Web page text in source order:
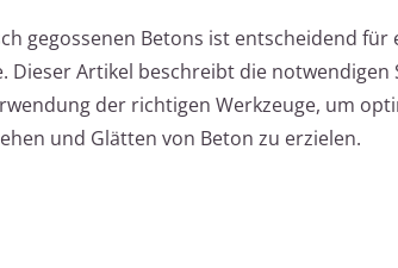
gegossenen Betons ist entscheidend für
Dieser Artikel beschreibt die notwendigen
der richtigen Werkzeuge, um
und Glätten von Beton zu erzielen.